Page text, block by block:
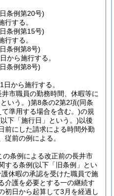
条例第20号)
行する。
条例第15号)
行する。
条例第8号)
から施行する。
条例第8号)
から施行する。
市職員の勤務時間、休暇等に
いう。)第8条の2第2項(同条
準用する場合を含む。)の規
下「施行日」という。)以後
前にした請求による時間外勤
従前の例による。
条例による改正前の長井市
する条例(以下「旧条例」とい
休暇の承認を受けた職員で施
介護を必要とする一の継続す
初日から起算して3月を経過し